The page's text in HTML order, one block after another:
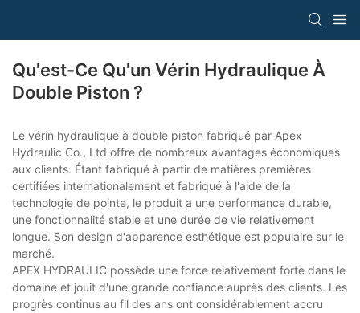
Qu'est-Ce Qu'un Vérin Hydraulique À
Double Piston ?
Le vérin hydraulique à double piston fabriqué par Apex
Hydraulic Co., Ltd offre de nombreux avantages économiques
aux clients. Étant fabriqué à partir de matières premières
certifiées internationalement et fabriqué à l'aide de la
technologie de pointe, le produit a une performance durable,
une fonctionnalité stable et une durée de vie relativement
longue. Son design d'apparence esthétique est populaire sur le
marché.
APEX HYDRAULIC possède une force relativement forte dans le
domaine et jouit d'une grande confiance auprès des clients. Les
progrès continus au fil des ans ont considérablement accru